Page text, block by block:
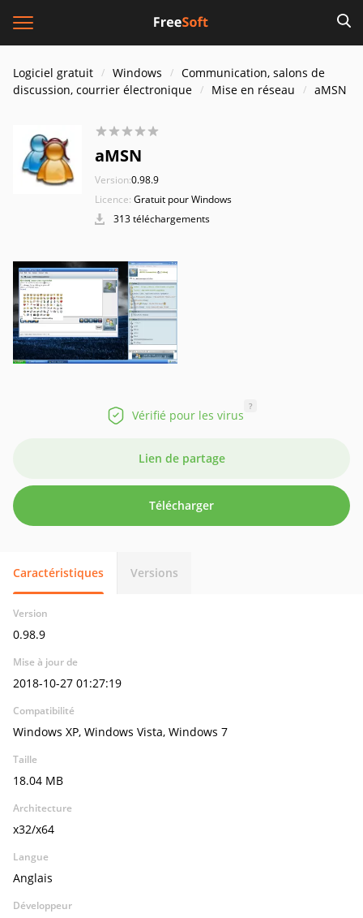
Logiciel gratuit Windows
Communication, salons de
discussion, courrier électronique
Mise en réseau aMSN
aMSN
Version:0.98.9
Licence: Gratuit pour Windows
313 téléchargements
Vérifié pour les virus
?
Lien de partage
Télécharger
Caractéristiques Versions
Version
0.98.9
Mise à jour de
2018-10-27 01:27:19
Compatibilité
Windows XP, Windows Vista, Windows 7
Taille
18.04 MB
Architecture
x32/x64
Langue
Anglais
Développeur